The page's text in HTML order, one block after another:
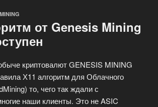
MINING
от Genesis Mining
криптовалют GENESIS MINING
Х11 алгоритм для Облачного
то, чего так ждали с
наши клиенты. Это не ASIC